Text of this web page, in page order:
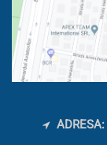
ADRESA: